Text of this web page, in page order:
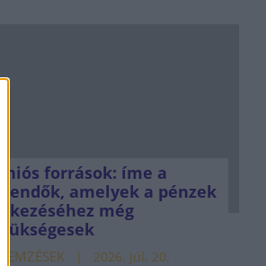
Uniós források: íme a
teendők, amelyek a pénzek
érkezéséhez még
szükségesek
ELEMZÉSEK 2026. júl. 20.